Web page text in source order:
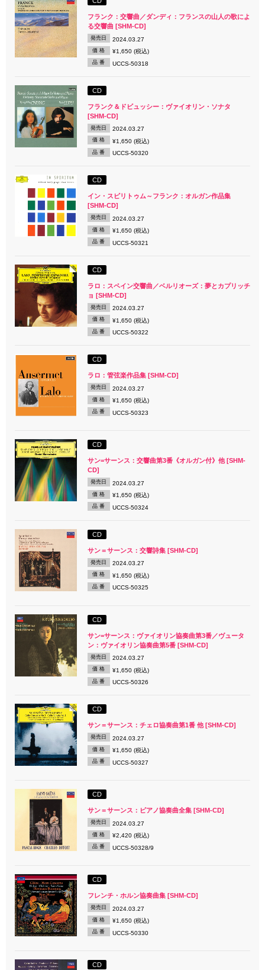
フランク：交響曲／ダンディ：フランスの山人の歌によ
る交響曲 [SHM-CD]
発売日 2024.03.27
価 格 ¥1,650 (税込)
品 番 UCCS-50318
CD
フランク＆ドビュッシー：ヴァイオリン・ソナタ
[SHM-CD]
発売日 2024.03.27
価 格 ¥1,650 (税込)
品 番 UCCS-50320
CD
イン・スピリトゥム～フランク：オルガン作品集
[SHM-CD]
発売日 2024.03.27
価 格 ¥1,650 (税込)
品 番 UCCS-50321
CD
ラロ：スペイン交響曲／ベルリオーズ：夢とカプリッチ
ョ [SHM-CD]
発売日 2024.03.27
価 格 ¥1,650 (税込)
品 番 UCCS-50322
CD
ラロ：管弦楽作品集 [SHM-CD]
発売日 2024.03.27
価 格 ¥1,650 (税込)
品 番 UCCS-50323
CD
サン=サーンス：交響曲第3番《オルガン付》他 [SHM-
CD]
発売日 2024.03.27
価 格 ¥1,650 (税込)
品 番 UCCS-50324
CD
サン＝サーンス：交響詩集 [SHM-CD]
発売日 2024.03.27
価 格 ¥1,650 (税込)
品 番 UCCS-50325
CD
サン=サーンス：ヴァイオリン協奏曲第3番／ヴュータ
ン：ヴァイオリン協奏曲第5番 [SHM-CD]
発売日 2024.03.27
価 格 ¥1,650 (税込)
品 番 UCCS-50326
CD
サン＝サーンス：チェロ協奏曲第1番 他 [SHM-CD]
発売日 2024.03.27
価 格 ¥1,650 (税込)
品 番 UCCS-50327
CD
サン＝サーンス：ピアノ協奏曲全集 [SHM-CD]
発売日 2024.03.27
価 格 ¥2,420 (税込)
品 番 UCCS-50328/9
CD
フレンチ・ホルン協奏曲集 [SHM-CD]
発売日 2024.03.27
価 格 ¥1,650 (税込)
品 番 UCCS-50330
CD